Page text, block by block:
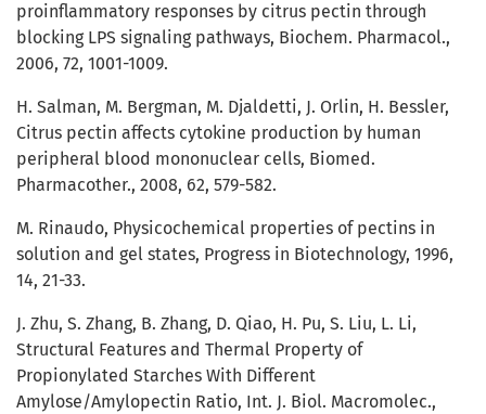
proinflammatory responses by citrus pectin through
blocking LPS signaling pathways, Biochem. Pharmacol.,
2006, 72, 1001-1009.
H. Salman, M. Bergman, M. Djaldetti, J. Orlin, H. Bessler,
Citrus pectin affects cytokine production by human
peripheral blood mononuclear cells, Biomed.
Pharmacother., 2008, 62, 579-582.
M. Rinaudo, Physicochemical properties of pectins in
solution and gel states, Progress in Biotechnology, 1996,
14, 21-33.
J. Zhu, S. Zhang, B. Zhang, D. Qiao, H. Pu, S. Liu, L. Li,
Structural Features and Thermal Property of
Propionylated Starches With Different
Amylose/Amylopectin Ratio, Int. J. Biol. Macromolec.,